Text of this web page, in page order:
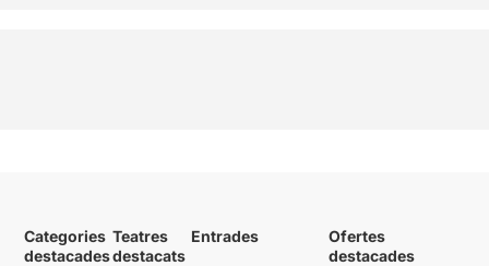
Categories
destacades
Teatres
destacats
Entrades
Ofertes
destacades